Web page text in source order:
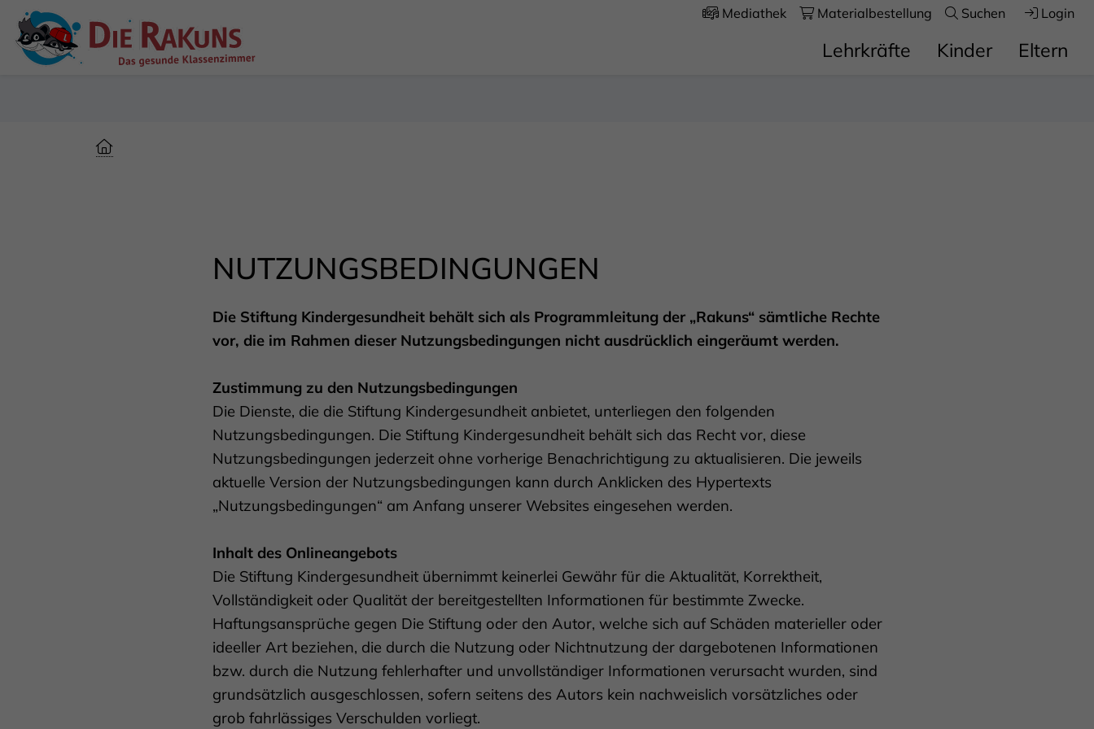
Mediathek Materialbestellung Suchen Login
Lehrkräfte Kinder Eltern
NUTZUNGSBEDINGUNGEN
Die Stiftung Kindergesundheit behält sich als Programmleitung der „Rakuns“ sämtliche Rechte
vor, die im Rahmen dieser Nutzungsbedingungen nicht ausdrücklich eingeräumt werden.
Zustimmung zu den Nutzungsbedingungen
Die Dienste, die die Stiftung Kindergesundheit anbietet, unterliegen den folgenden
Nutzungsbedingungen. Die Stiftung Kindergesundheit behält sich das Recht vor, diese
Nutzungsbedingungen jederzeit ohne vorherige Benachrichtigung zu aktualisieren. Die jeweils
aktuelle Version der Nutzungsbedingungen kann durch Anklicken des Hypertexts
„Nutzungsbedingungen“ am Anfang unserer Websites eingesehen werden.
Inhalt des Onlineangebots
Die Stiftung Kindergesundheit übernimmt keinerlei Gewähr für die Aktualität, Korrektheit,
Vollständigkeit oder Qualität der bereitgestellten Informationen für bestimmte Zwecke.
Haftungsansprüche gegen Die Stiftung oder den Autor, welche sich auf Schäden materieller oder
ideeller Art beziehen, die durch die Nutzung oder Nichtnutzung der dargebotenen Informationen
bzw. durch die Nutzung fehlerhafter und unvollständiger Informationen verursacht wurden, sind
grundsätzlich ausgeschlossen, sofern seitens des Autors kein nachweislich vorsätzliches oder
grob fahrlässiges Verschulden vorliegt.